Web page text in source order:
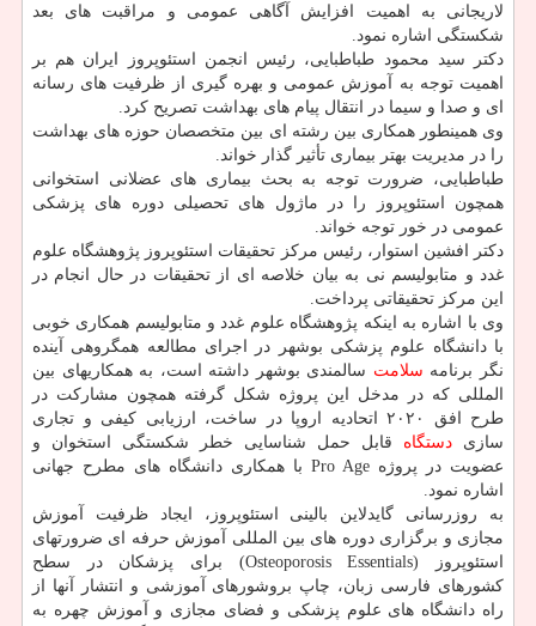
لاریجانی به اهمیت افزایش آگاهی عمومی و مراقبت های بعد
شکستگی اشاره نمود.
دکتر سید محمود طباطبایی، رئیس انجمن استئوپروز ایران هم بر
اهمیت توجه به آموزش عمومی و بهره گیری از ظرفیت های رسانه
ای و صدا و سیما در انتقال پیام های بهداشت تصریح کرد.
وی همینطور همکاری بین رشته ای بین متخصصان حوزه های بهداشت
را در مدیریت بهتر بیماری تأثیر گذار خواند.
طباطبایی، ضرورت توجه به بحث بیماری های عضلانی استخوانی
همچون استئوپروز را در ماژول های تحصیلی دوره های پزشکی
عمومی در خور توجه خواند.
دکتر افشین استوار، رئیس مرکز تحقیقات استئوپروز پژوهشگاه علوم
غدد و متابولیسم نی به بیان خلاصه ای از تحقیقات در حال انجام در
این مرکز تحقیقاتی پرداخت.
وی با اشاره به اینکه پژوهشگاه علوم غدد و متابولیسم همکاری خوبی
با دانشگاه علوم پزشکی بوشهر در اجرای مطالعه همگروهی آینده
نگر برنامه سلامت سالمندی بوشهر داشته است، به همکاریهای بین
المللی که در مدخل این پروژه شکل گرفته همچون مشارکت در
طرح افق ۲۰۲۰ اتحادیه اروپا در ساخت، ارزیابی کیفی و تجاری
سازی دستگاه قابل حمل شناسایی خطر شکستگی استخوان و
عضویت در پروژه Pro Age با همکاری دانشگاه های مطرح جهانی
اشاره نمود.
به روزرسانی گایدلاین بالینی استئوپروز، ایجاد ظرفیت آموزش
مجازی و برگزاری دوره های بین المللی آموزش حرفه ای ضرورتهای
استئوپروز (Osteoporosis Essentials) برای پزشکان در سطح
کشورهای فارسی زبان، چاپ بروشورهای آموزشی و انتشار آنها از
راه دانشگاه های علوم پزشکی و فضای مجازی و آموزش چهره به